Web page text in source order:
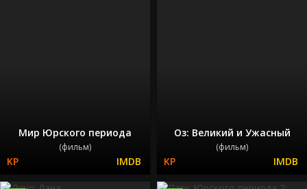
Мир Юрского периода
(фильм)
Оз: Великий и Ужасный
(фильм)